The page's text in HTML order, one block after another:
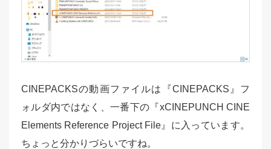
CINEPACKSの動画ファイルは『CINEPACKS』フ
ォルダ内ではなく、一番下の『xCINEPUNCH CINE
Elements Reference Project File』に入っています。
ちょっと分かりづらいですね。